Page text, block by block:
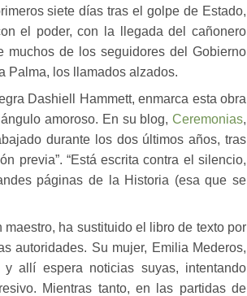
siete días tras el golpe de Estado,
el poder, con la llegada del cañonero
muchos de los seguidores del Gobierno
Palma, los llamados alzados.
Dashiell Hammett, enmarca esta obra
amoroso. En su blog, Ceremonias,
durante los dos últimos años, tras
previa”. “Está escrita contra el silencio,
páginas de la Historia (esa que se
ha sustituido el libro de texto por
autoridades. Su mujer, Emilia Mederos,
allí espera noticias suyas, intentando
Mientras tanto, en las partidas de